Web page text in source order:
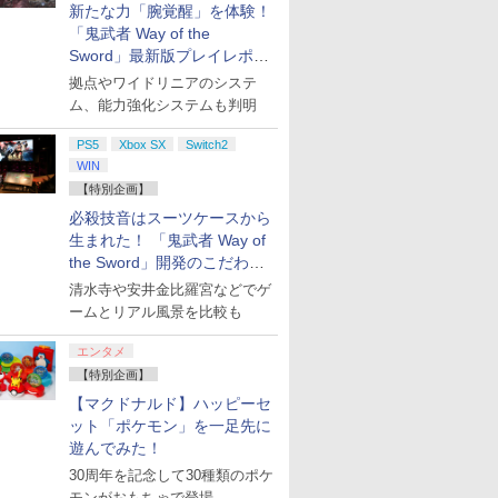
新たな力「腕覚醒」を体験！
「鬼武者 Way of the
Sword」最新版プレイレポー
ト
拠点やワイドリニアのシステ
ム、能力強化システムも判明
PS5 Xbox SX
Switch2
WIN
【特別企画】
必殺技音はスーツケースから
生まれた！ 「鬼武者 Way of
the Sword」開発のこだわり
を目撃！
清水寺や安井金比羅宮などでゲ
ームとリアル風景を比較も
エンタメ
【特別企画】
【マクドナルド】ハッピーセ
ット「ポケモン」を一足先に
遊んでみた！
30周年を記念して30種類のポケ